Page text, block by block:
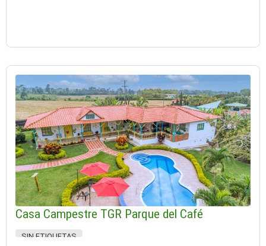
Casa Campestre TGR Parque del Café
SIN ETIQUETAS